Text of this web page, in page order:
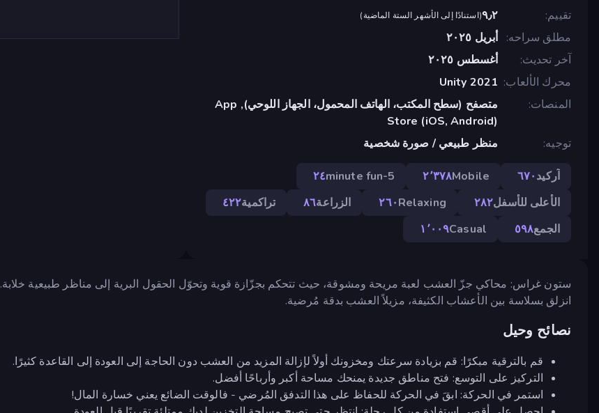
تقييم
٩٫٢(استنادًا إلى الأشهر الستة الماضية)
مطلق سراحه
أبريل ٢٠٢٥
آخر تحديث
أغسطس ٢٠٢٥
محرك الألعاب Unity 2021
المنصات
متصفح (سطح المكتب، الهاتف المحمول، الجهاز اللوحي), App
Store (iOS, Android)
توجيه
منظر طبيعي / صورة شخصية
آركيد٦٧٠ Mobile٢٬٣٧٨ 5-minute fun
٢٤
الأعلى للأسفل٢٨٢ Relaxing٢٦٠ الزراعة٨٦ تراكمية٤٢٢
الجمع٥٩٨ Casual١٬٠٠٩
ستون غراس: محاكي جزّ العشب لعبة مريحة ومشوقة، حيث تتحكم بجزّازة قوية وتحوّل الحقول البرية إلى مناظر طبيعية خلابة.
انزلق بسلاسة بين الأعشاب الكثيفة، مزيلاً العشب بدقة مُرضية.
نصائح وحيل
قم بالترقية مبكرًا: قم بزيادة سرعتك ومخزونك أولاً لإزالة المزيد من العشب دون الحاجة إلى العودة إلى القاعدة كثيرًا.
التركيز على التوسع: فتح مناطق جديدة يمنحك مساحة أكبر وأرباحًا أفضل.
استمر في الحركة: ابقَ في الحركة للحفاظ على هذا التدفق المُرضي - فالوقت الضائع يعني خسارة المال!